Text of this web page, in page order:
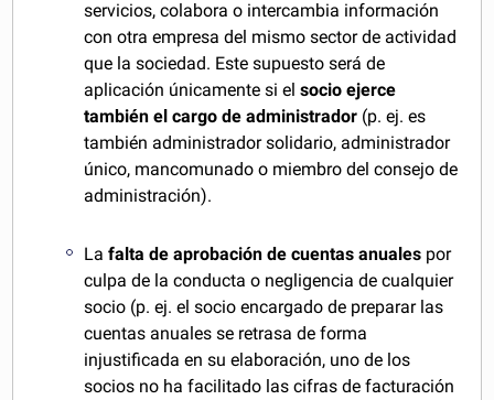
servicios, colabora o intercambia información
con otra empresa del mismo sector de actividad
que la sociedad. Este supuesto será de
aplicación únicamente si elsocio ejerce
también el cargo de administrador (p. ej. es
también administrador solidario, administrador
único, mancomunado o miembro del consejo de
administración).
Lafalta de aprobación de cuentas anuales por
culpa de la conducta o negligencia de cualquier
socio (p. ej. el socio encargado de preparar las
cuentas anuales se retrasa de forma
injustificada en su elaboración, uno de los
socios no ha facilitado las cifras de facturación